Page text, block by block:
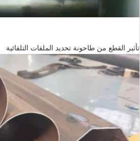
تأثير القطع من طاحونة تحديد الملفات التلقائية